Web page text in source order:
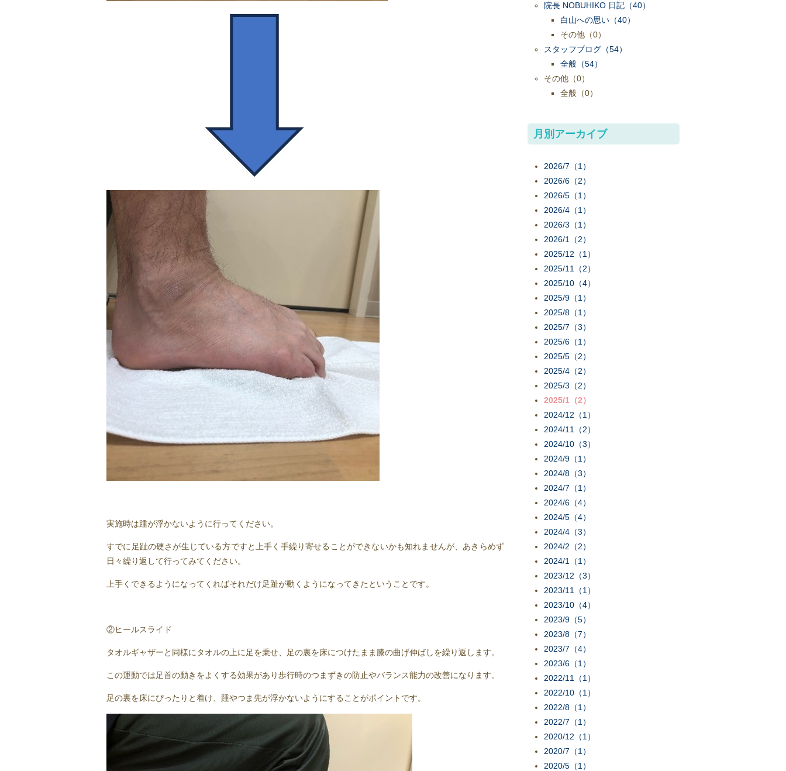
実施時は踵が浮かないように行ってください。
すでに足趾の硬さが生じている方ですと上手く手繰り寄せることができないかも知れませんが、あきらめず
日々繰り返して行ってみてください。
上手くできるようになってくればそれだけ足趾が動くようになってきたということです。
②ヒールスライド
タオルギャザーと同様にタオルの上に足を乗せ、足の裏を床につけたまま膝の曲げ伸ばしを繰り返します。
この運動では足首の動きをよくする効果があり歩行時のつまずきの防止やバランス能力の改善になります。
足の裏を床にぴったりと着け、踵やつま先が浮かないようにすることがポイントです。
院長 NOBUHIKO 日記 （40）
白山への思い （40）
その他 （0）
スタッフブログ （54）
全般 （54）
その他 （0）
全般 （0）
月別アーカイブ
2026/7（1）
2026/6（2）
2026/5（1）
2026/4（1）
2026/3（1）
2026/1（2）
2025/12（1）
2025/11（2）
2025/10（4）
2025/9（1）
2025/8（1）
2025/7（3）
2025/6（1）
2025/5（2）
2025/4（2）
2025/3（2）
2025/1（2）
2024/12（1）
2024/11（2）
2024/10（3）
2024/9（1）
2024/8（3）
2024/7（1）
2024/6（4）
2024/5（4）
2024/4（3）
2024/2（2）
2024/1（1）
2023/12（3）
2023/11（1）
2023/10（4）
2023/9（5）
2023/8（7）
2023/7（4）
2023/6（1）
2022/11（1）
2022/10（1）
2022/8（1）
2022/7（1）
2020/12（1）
2020/7（1）
2020/5（1）